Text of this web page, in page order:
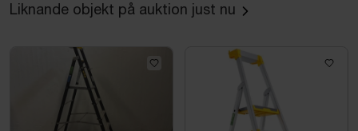
Liknande objekt på auktion just nu